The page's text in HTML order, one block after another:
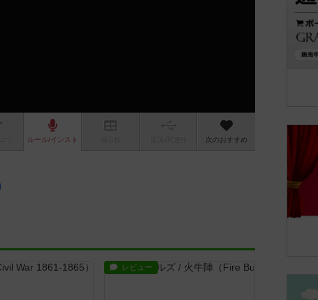
ルール/インスト 次のおすすめ
レビュー